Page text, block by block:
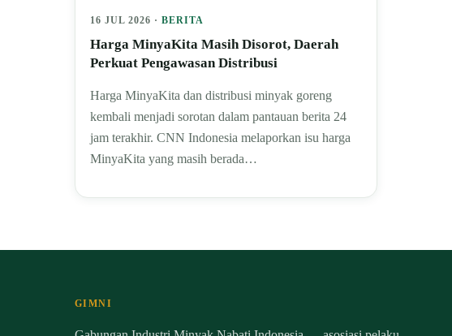
16 JUL 2026 · BERITA
Harga MinyaKita Masih Disorot, Daerah
Perkuat Pengawasan Distribusi
Harga MinyaKita dan distribusi minyak goreng
kembali menjadi sorotan dalam pantauan berita 24
jam terakhir. CNN Indonesia melaporkan isu harga
MinyaKita yang masih berada…
GIMNI